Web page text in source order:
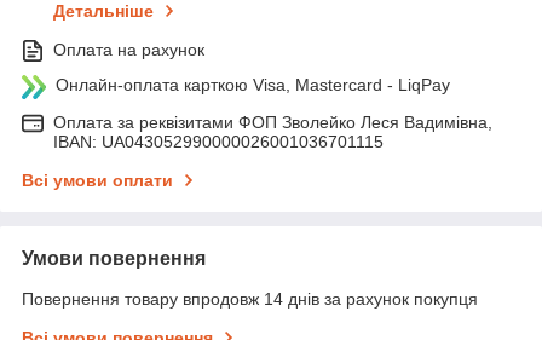
Детальніше
Оплата на рахунок
Онлайн-оплата карткою Visa, Mastercard - LiqPay
Оплата за реквізитами ФОП Зволейко Леся Вадимівна,
IBAN: UA043052990000026001036701115
Всі умови оплати
Умови повернення
Повернення товару впродовж 14 днів за рахунок покупця